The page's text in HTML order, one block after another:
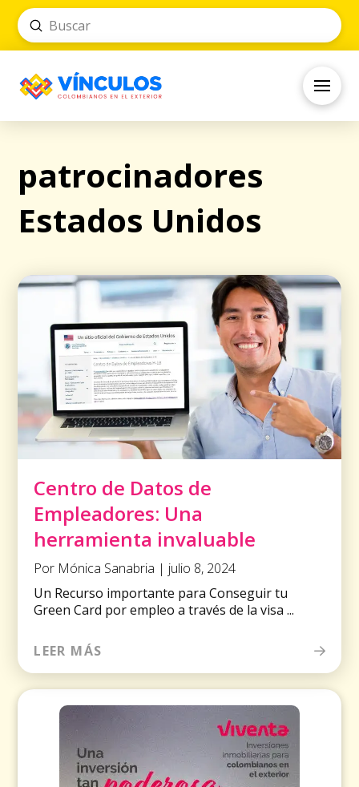
Search
Submit
patrocinadores
Estados Unidos
Centro de Datos de
Empleadores: Una
herramienta invaluable
Por Mónica Sanabria | julio 8, 2024
Un Recurso importante para Conseguir tu
Green Card por empleo a través de la visa ...
LEER MÁS